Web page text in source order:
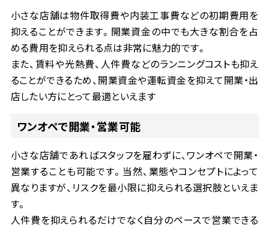
小さな店舗は物件取得費や内装工事費などの初期費用を
抑えることができます。開業資金の中でも大きな割合を占
める費用を抑えられる点は非常に魅力的です。
また、賃料や光熱費、人件費などのランニングコストも抑え
ることができるため、開業資金や運転資金を抑えて開業・出
店したい方にとって最適といえます
ワンオペで開業・営業可能
小さな店舗であればスタッフを雇わずに、ワンオペで開業・
営業することも可能です。当然、業態やコンセプトによって
異なりますが、リスクを最小限に抑えられる選択肢といえま
す。
人件費を抑えられるだけでなく自分のペースで営業できる